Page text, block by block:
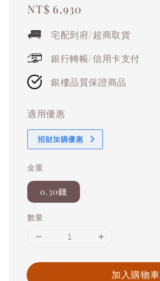
Regular
NT$ 6,930
宅配到府/超商取貨
銀行轉帳/信用卡支付
銀樓品質保證商品
適用優惠
招財加購優惠
金重
0.30錢
數量
加入購物車